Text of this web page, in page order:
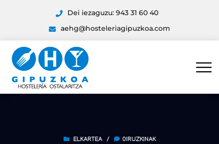
Dei iezaguzu: 943 31 60 40
aehg@hosteleriagipuzkoa.com
ELKARTEA/ 0IRUZKINAK